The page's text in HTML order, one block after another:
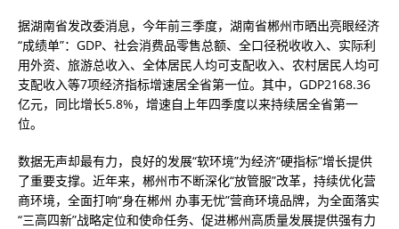
据湖南省发改委消息，今年前三季度，湖南省郴州市晒出亮眼经济
“成绩单”：GDP、社会消费品零售总额、全口径税收收入、实际利
用外资、旅游总收入、全体居民人均可支配收入、农村居民人均可
支配收入等7项经济指标增速居全省第一位。其中，GDP2168.36
亿元，同比增长5.8%，增速自上年四季度以来持续居全省第一
位。
数据无声却最有力，良好的发展“软环境”为经济“硬指标”增长提供
了重要支撑。近年来，郴州市不断深化“放管服”改革，持续优化营
商环境，全面打响“身在郴州 办事无忧”营商环境品牌，为全面落实
“三高四新”战略定位和使命任务、促进郴州高质量发展提供强有力